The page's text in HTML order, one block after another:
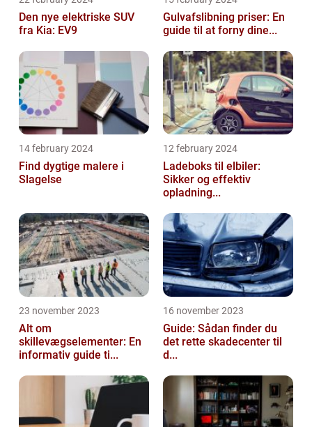
Den nye elektriske SUV
fra Kia: EV9
Gulvafslibning priser: En
guide til at forny dine...
14 february 2024
Find dygtige malere i
Slagelse
12 february 2024
Ladeboks til elbiler:
Sikker og effektiv
opladning...
23 november 2023
Alt om
skillevægselementer: En
informativ guide ti...
16 november 2023
Guide: Sådan finder du
det rette skadecenter til
d...